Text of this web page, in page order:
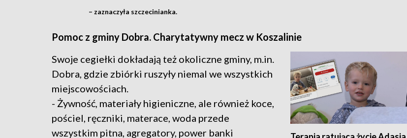
– zaznaczyła szczecinianka.
Pomoc z gminy Dobra. Charytatywny mecz w Koszalinie
Swoje cegiełki dokładają też okoliczne gminy, m.in.
Dobra, gdzie zbiórki ruszyły niemal we wszystkich
miejscowościach.
- Żywność, materiały higieniczne, ale również koce,
pościel, ręczniki, materace, woda przede
wszystkim pitna, agregatory, power banki